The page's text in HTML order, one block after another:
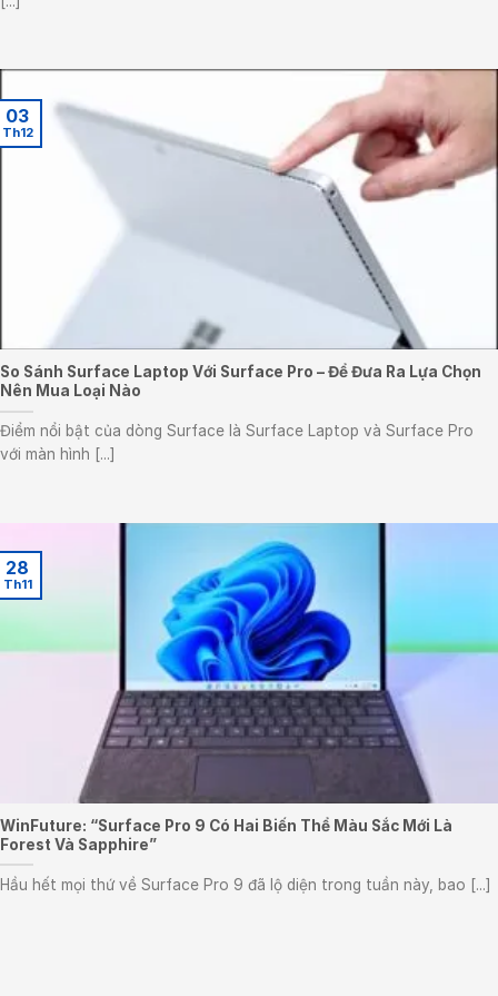
So Sánh Surface Laptop Với Surface Pro – Để Đưa Ra Lựa Chọn
Nên Mua Loại Nào
Điểm nổi bật của dòng Surface là Surface Laptop và Surface Pro
với màn hình [...]
03
Th12
WinFuture: “Surface Pro 9 Có Hai Biến Thể Màu Sắc Mới Là
Forest Và Sapphire”
Hầu hết mọi thứ về Surface Pro 9 đã lộ diện trong tuần này, bao [...]
28
Th11